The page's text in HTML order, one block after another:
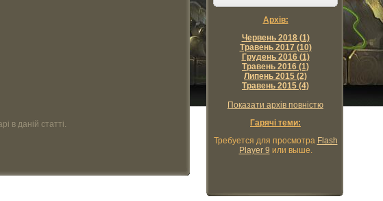
в даній статті.
Архів:
Червень 2018 (1)
Травень 2017 (10)
Грудень 2016 (1)
Травень 2016 (1)
Липень 2015 (2)
Травень 2015 (4)
Показати архів повністю
Гарячі теми:
Требуется для просмотра Flash
Player 9 или выше.